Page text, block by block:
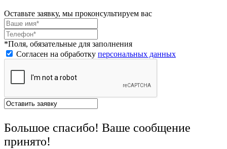
Оставьте заявку, мы проконсультируем вас
*Поля, обязательные для заполнения
Согласен на обработку персональных данных
Большое спасибо! Ваше сообщение
принято!